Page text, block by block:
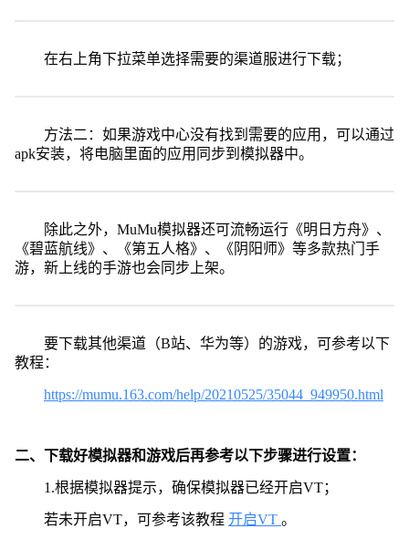
在右上角下拉菜单选择需要的渠道服进行下载；
方法二：如果游戏中心没有找到需要的应用，可以通过
apk安装，将电脑里面的应用同步到模拟器中。
除此之外，MuMu模拟器还可流畅运行《明日方舟》、
《碧蓝航线》、《第五人格》、《阴阳师》等多款热门手
游，新上线的手游也会同步上架。
要下载其他渠道（B站、华为等）的游戏，可参考以下
教程：
https://mumu.163.com/help/20210525/35044_949950.html
二、下载好模拟器和游戏后再参考以下步骤进行设置：
1.根据模拟器提示，确保模拟器已经开启VT；
若未开启VT，可参考该教程 开启VT 。